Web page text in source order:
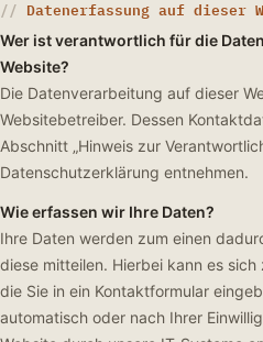
Datenerfassung auf dieser
Wer ist verantwortlich für die
Website?
Die Datenverarbeitung auf dieser
Websitebetreiber. Dessen
Abschnitt „Hinweis zur
Datenschutzerklärung entnehmen.
Wie erfassen wir Ihre Daten?
Ihre Daten werden zum einen
diese mitteilen. Hierbei kann es sich
die Sie in ein Kontaktformular
automatisch oder nach Ihrer